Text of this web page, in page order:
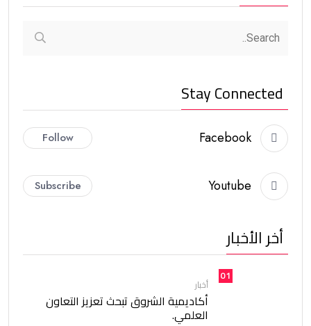
Stay Connected
Facebook
Follow
Youtube
Subscribe
أخر الأخبار
01
أخبار
أكاديمية الشروق تبحث تعزيز التعاون
العلمي.